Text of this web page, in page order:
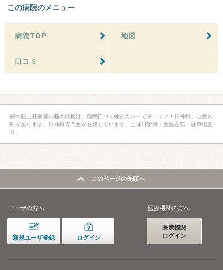
この病院のメニュー
病院TOP 地図
口コミ
盛岡観山荘病院の基本情報は、病院口コミ検索カルーでチェック！精神科、心療内
科があります。精神科専門医が在籍しています。土曜日診察・女医在籍・駐車場あ
り。
このページの先頭へ
ユーザの方へ
新規ユーザ登録 ログイン
医療機関の方へ
医療機関
ログイン